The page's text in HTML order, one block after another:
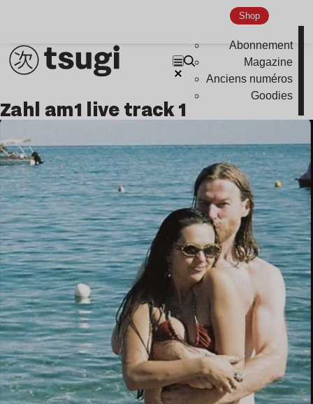
Shop
Abonnement
Magazine
Anciens numéros
Goodies
Zahl am1 live track 1